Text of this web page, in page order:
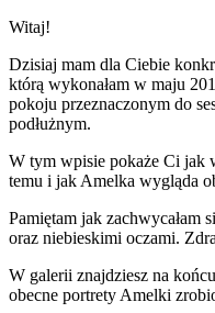
Witaj!
Dzisiaj mam dla Ciebie
którą wykonałam w maju
pokoju przeznaczonym do
podłużnym.
W tym wpisie pokaże Ci jak
temu i jak Amelka wygląda
Pamiętam jak zachwycałam
oraz niebieskimi oczami.
W galerii znajdziesz na
obecne portrety Amelki